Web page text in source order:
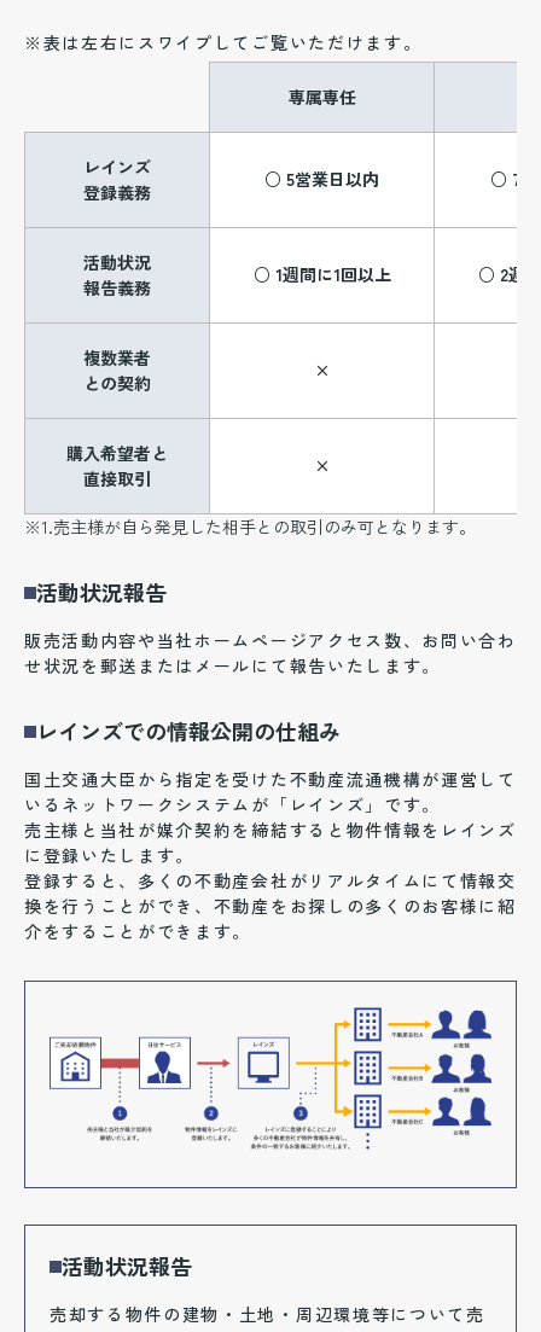
※表は左右にスワイプしてご覧いただけます。
専属専任
レインズ
登録義務
○ 5営業日以内 ○ 7営
活動状況
報告義務
○ 1週間に1回以上 ○ 2週
複数業者
との契約
×
購入希望者と
直接取引
×
※1.売主様が自ら発見した相手との取引のみ可となります。
活動状況報告
販売活動内容や当社ホームページアクセス数、お問い合わ
せ状況を郵送またはメールにて報告いたします。
レインズでの情報公開の仕組み
国土交通大臣から指定を受けた不動産流通機構が運営して
いるネットワークシステムが「レインズ」です。
売主様と当社が媒介契約を締結すると物件情報をレインズ
に登録いたします。
登録すると、多くの不動産会社がリアルタイムにて情報交
換を行うことができ、不動産をお探しの多くのお客様に紹
介をすることができます。
活動状況報告
売却する物件の建物・土地・周辺環境等について売